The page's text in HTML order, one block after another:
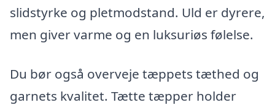
slidstyrke og pletmodstand. Uld er dyrere,
men giver varme og en luksuriøs følelse.
Du bør også overveje tæppets tæthed og
garnets kvalitet. Tætte tæpper holder